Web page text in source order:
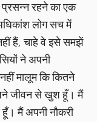
रहने का एक
लोग सच में
हैं, चाहे वे इसे समझें
ने अपनी
मालूम कि कितने
जीवन से खुश हूँ। मैं
मैं अपनी नौकरी